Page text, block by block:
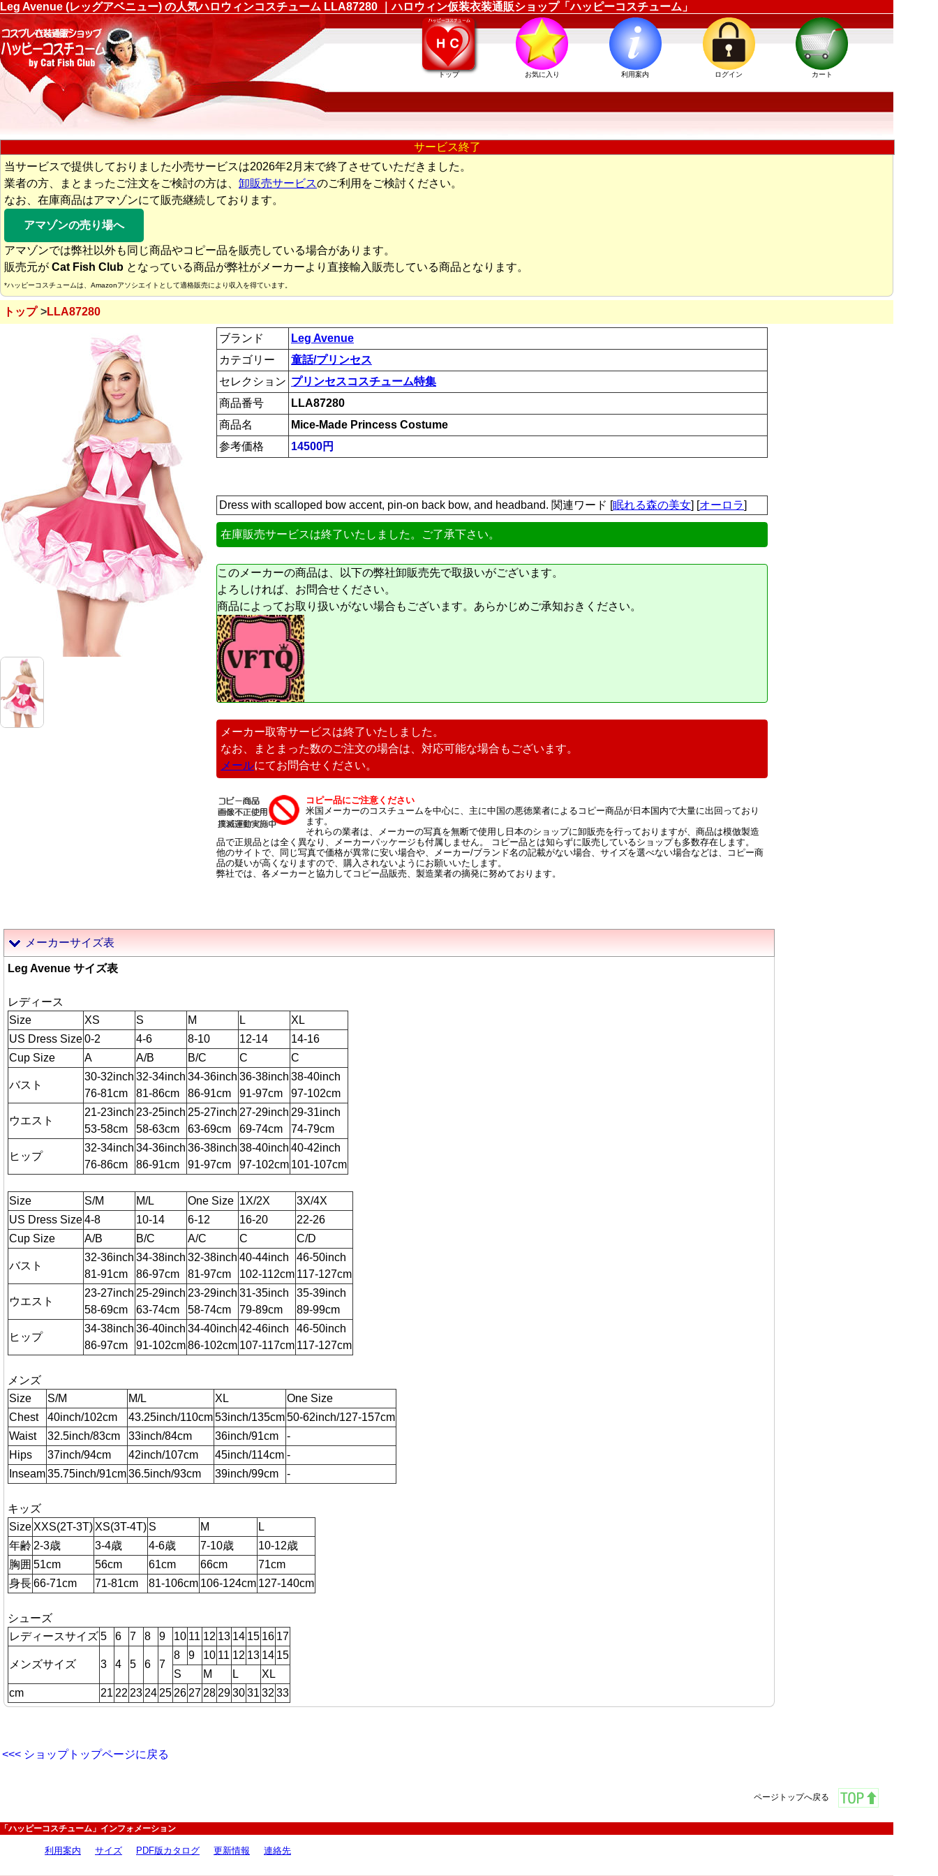
Leg Avenue (レッグアベニュー) の人気ハロウィンコスチューム LLA87280 ｜ハロウィン仮装衣装通販ショップ「ハッピーコスチューム」
トップ お気に入り 利用案内 ログイン カート
サービス終了
当サービスで提供しておりました小売サービスは2026年2月末で終了させていただきました。
業者の方、まとまったご注文をご検討の方は、 卸販売サービスのご利用をご検討ください。
なお、在庫商品はアマゾンにて販売継続しております。
アマゾンの売り場へ
アマゾンでは弊社以外も同じ商品やコピー品を販売している場合があります。
販売元が Cat Fish Club となっている商品が弊社がメーカーより直接輸入販売している商品となります。
*ハッピーコスチュームは、Amazonアソシエイトとして適格販売により収入を得ています。
トップ LLA87280
ブランド
Leg Avenue
カテゴリー
童話/プリンセス
セレクション プリンセスコスチューム特集
商品番号
LLA87280
商品名
Mice-Made Princess Costume
参考価格
14500円
Dress with scalloped bow accent, pin-on back bow, and headband. 関連ワード [眠れる森の美女] [オーロラ]
在庫販売サービスは終了いたしました。ご了承下さい。
このメーカーの商品は、以下の弊社卸販売先で取扱いがございます。
よろしければ、お問合せください。
商品によってお取り扱いがない場合もございます。あらかじめご承知おきください。
メーカー取寄サービスは終了いたしました。
なお、まとまった数のご注文の場合は、対応可能な場合もございます。
メールにてお問合せください。
コピー品にご注意ください
米国メーカーのコスチュームを中心に、主に中国の悪徳業者によるコピー商品が日本国内で大量に出回っており
ます。
それらの業者は、メーカーの写真を無断で使用し日本のショップに卸販売を行っておりますが、商品は模倣製造
品で正規品とは全く異なり、メーカーパッケージも付属しません。 コピー品とは知らずに販売しているショップも多数存在します。
他のサイトで、同じ写真で価格が異常に安い場合や、メーカー/ブランド名の記載がない場合、サイズを選べない場合などは、コピー商
品の疑いが高くなりますので、購入されないようにお願いいたします。
弊社では、各メーカーと協力してコピー品販売、製造業者の摘発に努めております。
メーカーサイズ表
Leg Avenue サイズ表
レディース
Size
XS S M L
XL
US Dress Size0-2 4-6 8-10 12-14
14-16
Cup Size
A A/B B/C C C
バスト
30-32inch
76-81cm
32-34inch
81-86cm
34-36inch
86-91cm
36-38inch
91-97cm
38-40inch
97-102cm
ウエスト
21-23inch
53-58cm
23-25inch
58-63cm
25-27inch
63-69cm
27-29inch
69-74cm
29-31inch
74-79cm
ヒップ
32-34inch
76-86cm
34-36inch
86-91cm
36-38inch
91-97cm
38-40inch
97-102cm
40-42inch
101-107cm
Size S/M M/L One Size 1X/2X
3X/4X
US Dress Size4-8 10-14 6-12 16-20
22-26
Cup Size
A/B B/C A/C C C/D
バスト
32-36inch
81-91cm
34-38inch
86-97cm
32-38inch
81-97cm
40-44inch
102-112cm
46-50inch
117-127cm
ウエスト
23-27inch
58-69cm
25-29inch
63-74cm
23-29inch
58-74cm
31-35inch
79-89cm
35-39inch
89-99cm
ヒップ
34-38inch
86-97cm
36-40inch
91-102cm
34-40inch
86-102cm
42-46inch
107-117cm
46-50inch
117-127cm
メンズ
Size
S/M M/L XL
One Size
Chest
40inch/102cm 43.25inch/110cm53inch/135cm50-62inch/127-157cm
Waist
32.5inch/83cm 33inch/84cm 36inch/91cm
-
Hips
37inch/94cm 42inch/107cm 45inch/114cm -
Inseam35.75inch/91cm36.5inch/93cm 39inch/99cm -
キッズ
Size XXS(2T-3T) XS(3T-4T) S M
L
年齢 2-3歳 3-4歳 4-6歳 7-10歳
10-12歳
胸囲 51cm 56cm 61cm 66cm
71cm
身長66-71cm 71-81cm 81-106cm 106-124cm 127-140cm
シューズ
レディースサイズ5 6 7 8 9 10 11 12 13 14 15 16 17
メンズサイズ 3 4 5 6 7
8 9 10 11 12 13 14 15
S
M L
XL
cm
21 22 23 24 25 26 27 28 293031 32 33
<<< ショップトップページに戻る
ページトップへ戻る
「ハッピーコスチューム」インフォメーション
利用案内 サイズ PDF版カタログ 更新情報 連絡先